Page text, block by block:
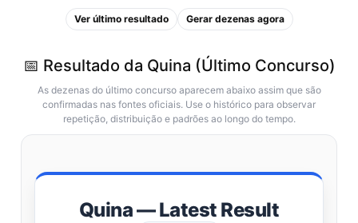
Ver último resultado Gerar dezenas agora
📅 Resultado da Quina (Último Concurso)
As dezenas do último concurso aparecem abaixo assim que são
confirmadas nas fontes oficiais. Use o histórico para observar
repetição, distribuição e padrões ao longo do tempo.
Quina — Latest Result